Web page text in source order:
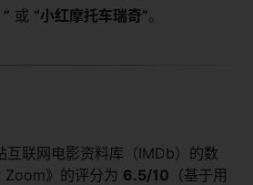
​ 或 “小红摩托车瑞奇”。
互联网电影资料库（IMDb）的数
》的评分为 6.5/10 （基于用